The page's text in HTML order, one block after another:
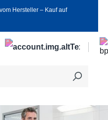
Hersteller ‒ Kauf auf